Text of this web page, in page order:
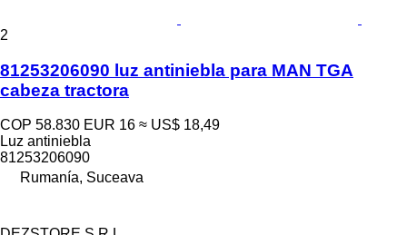
2
81253206090 luz antiniebla para MAN TGA
cabeza tractora
COP 58.830 EUR 16 ≈ US$ 18,49
Luz antiniebla
81253206090
Rumanía, Suceava